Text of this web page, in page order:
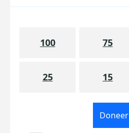
100 75
25 15
Doneer